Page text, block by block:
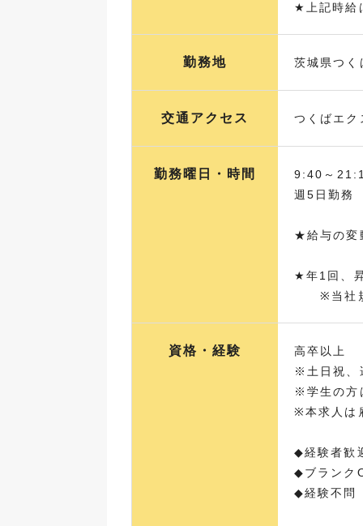
★上記時給
勤務地 茨城県つ
交通アクセス つくばエ
勤務曜日・時間
9:40～
週5日勤務
★給与の変
★年1回、
※当社規
資格・経験
高卒以上
※土日祝、
※学生の方
※本求人は
◆経験者歓
◆ブランク
◆経験不問